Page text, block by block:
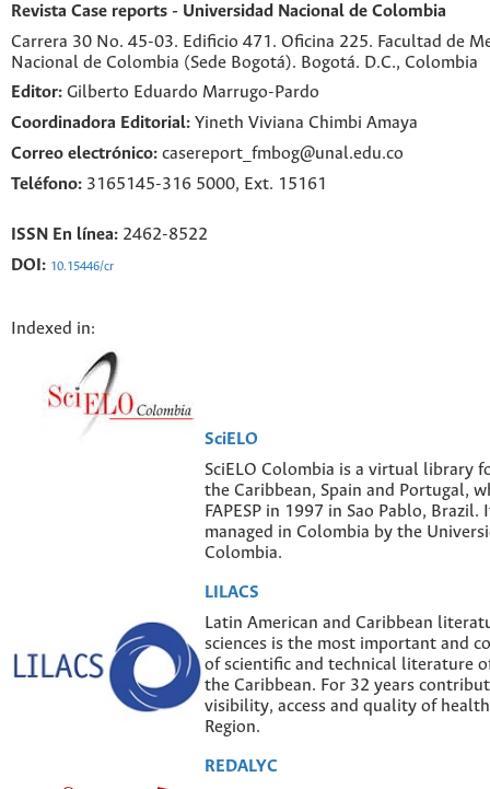
Revista Case reports - Universidad Nacional de Colombia
Carrera 30 No. 45-03. Edificio 471. Oficina 225. Facultad de
Nacional de Colombia (Sede Bogotá). Bogotá. D.C., Colombia
Editor: Gilberto Eduardo Marrugo-Pardo
Coordinadora Editorial: Yineth Viviana Chimbi Amaya
Correo electrónico: casereport_fmbog@unal.edu.co
Teléfono: 3165145-316 5000, Ext. 15161
ISSN En línea: 2462-8522
DOI: 10.15446/cr
Indexed in:
SciELO
SciELO Colombia is a virtual library
the Caribbean, Spain and Portugal,
FAPESP in 1997 in Sao Pablo,
managed in Colombia by the
Colombia.
LILACS
Latin American and Caribbean
sciences is the most important and
of scientific and technical literature
the Caribbean. For 32 years
visibility, access and quality of
Region.
REDALYC